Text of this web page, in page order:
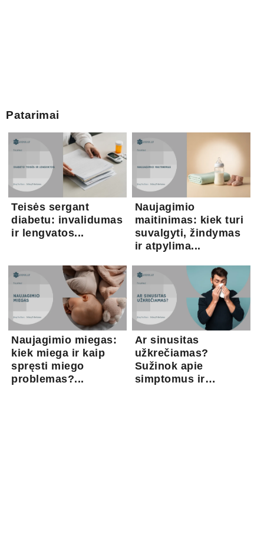
Patarimai
Teisės sergant
diabetu: invalidumas
ir lengvatos...
Naujagimio
maitinimas: kiek turi
suvalgyti, žindymas
ir atpylima...
Naujagimio miegas:
kiek miega ir kaip
spręsti miego
problemas?...
Ar sinusitas
užkrečiamas?
Sužinok apie
simptomus ir